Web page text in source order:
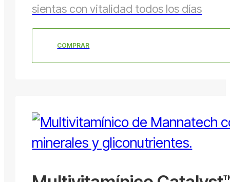
sientas con vitalidad todos los días
COMPRAR